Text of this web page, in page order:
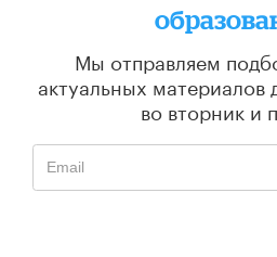
Мы отправляем
актуальных материалов
во вторник и